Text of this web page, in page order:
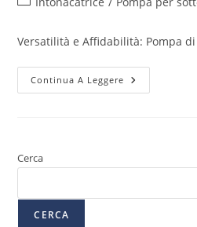
Versatilità e Affidabilità: Pompa
Continua A Leggere
Cerca
CERCA